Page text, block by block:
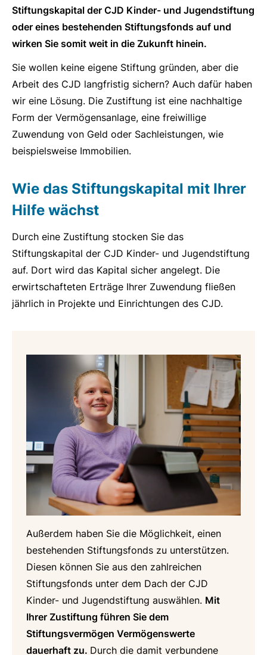
Stiftungskapital der CJD Kinder- und Jugendstiftung
oder eines bestehenden Stiftungsfonds auf und
wirken Sie somit weit in die Zukunft hinein.
Sie wollen keine eigene Stiftung gründen, aber die
Arbeit des CJD langfristig sichern? Auch dafür haben
wir eine Lösung. Die Zustiftung ist eine nachhaltige
Form der Vermögensanlage, eine freiwillige
Zuwendung von Geld oder Sachleistungen, wie
beispielsweise Immobilien.
Wie das Stiftungskapital mit Ihrer
Hilfe wächst
Durch eine Zustiftung stocken Sie das
Stiftungskapital der CJD Kinder- und Jugendstiftung
auf. Dort wird das Kapital sicher angelegt. Die
erwirtschafteten Erträge Ihrer Zuwendung fließen
jährlich in Projekte und Einrichtungen des CJD.
Außerdem haben Sie die Möglichkeit, einen
bestehenden Stiftungsfonds zu unterstützen.
Diesen können Sie aus den zahlreichen
Stiftungsfonds unter dem Dach der CJD
Kinder- und Jugendstiftung auswählen. Mit
Ihrer Zustiftung führen Sie dem
Stiftungsvermögen Vermögenswerte
dauerhaft zu. Durch die damit verbundene